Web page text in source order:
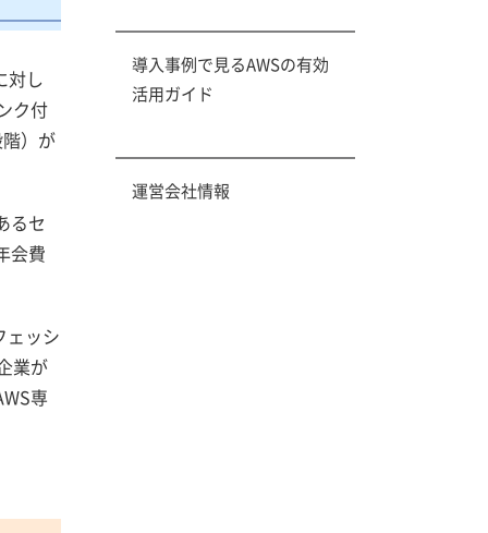
対し
ク付
）が
るセ
会費
ェッシ
業が
専
導入事例で見るAWSの有効
活用ガイド
運営会社情報